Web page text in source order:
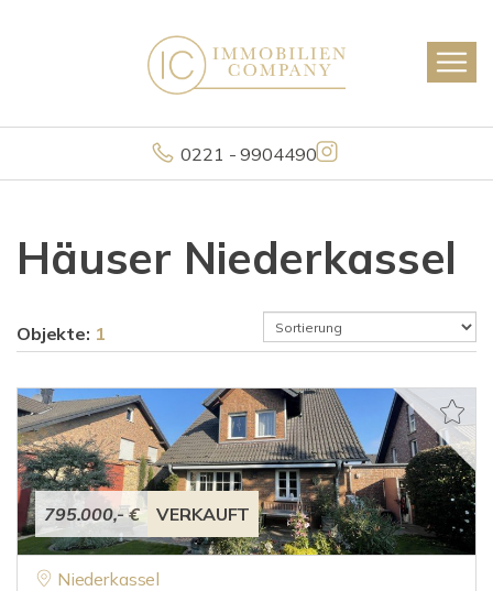
0221 - 9904490
Häuser Niederkassel
Objekte: 1
795.000,- € VERKAUFT
Niederkassel